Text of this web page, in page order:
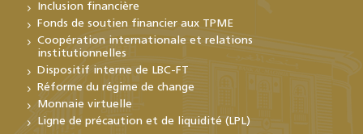
Inclusion financière
Fonds de soutien financier aux TPME
Coopération internationale et relations
institutionnelles
Dispositif interne de LBC-FT
Réforme du régime de change
Monnaie virtuelle
Ligne de précaution et de liquidité (LPL)